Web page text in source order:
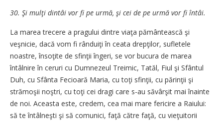
30. Şi mulţi dintâi vor fi pe urmă, şi cei de pe urmă vor fi întâi.
La marea trecere a pragului dintre viaţa pământească şi
veşnicie, dacă vom fi rânduiţi în ceata drepţilor, sufletele
noastre, însoţite de sfinţii îngeri, se vor bucura de marea
întâlnire în ceruri cu Dumnezeul Treimic, Tatăl, Fiul şi Sfântul
Duh, cu Sfânta Fecioară Maria, cu toţi sfinţii, cu părinţii şi
strămoşii noştri, cu toţi cei dragi care s-au săvârşit mai înainte
de noi. Aceasta este, credem, cea mai mare fericire a Raiului:
să te întâlneşti şi să comunici, faţă către faţă, cu vieţuitorii